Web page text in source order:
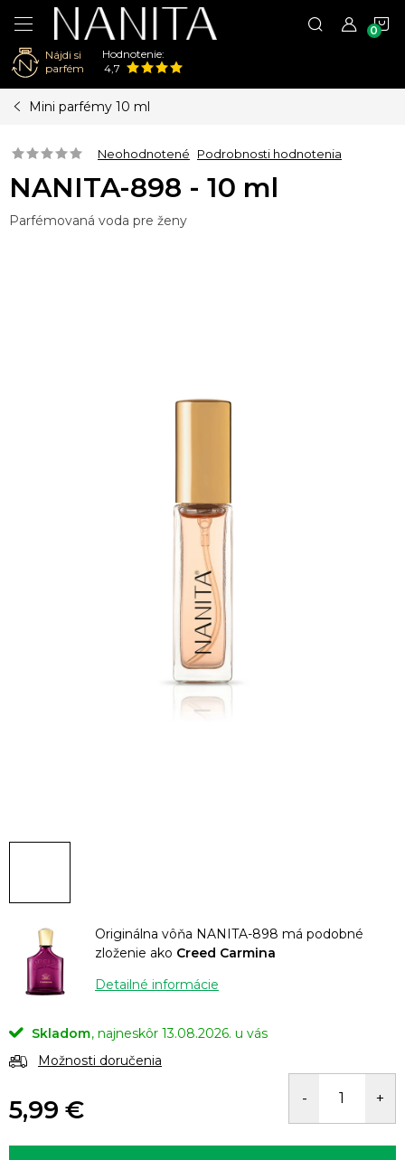
Nájdi si
parfém
Hodnotenie:
4,7
Mini parfémy 10 ml
Neohodnotené Podrobnosti hodnotenia
NANITA-898 - 10 ml
Parfémovaná voda pre ženy
Originálna vôňa NANITA-898 má podobné
zloženie ako Creed Carmina
Detailné informácie
Skladom
13.08.2026.
Možnosti doručenia
5,99 €
cena: